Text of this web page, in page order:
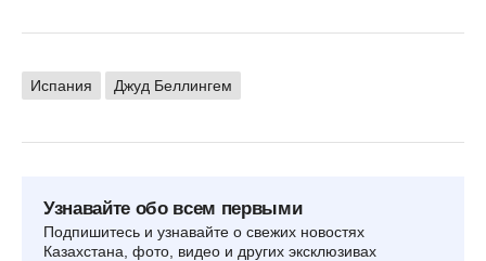
Испания Джуд Беллингем
Узнавайте обо всем первыми
Подпишитесь и узнавайте о свежих новостях
Казахстана, фото, видео и других эксклюзивах